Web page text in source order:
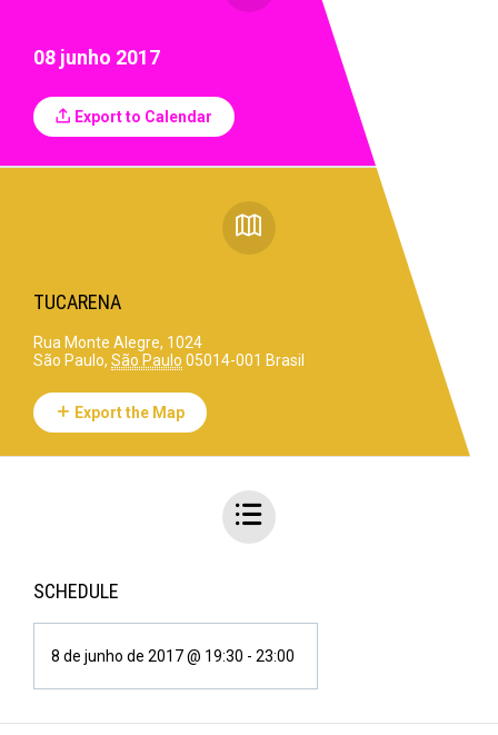
08 junho 2017
Export to Calendar
TUCARENA
Rua Monte Alegre, 1024
São Paulo, São Paulo 05014-001 Brasil
Export the Map
SCHEDULE
8 de junho de 2017 @ 19:30 - 23:00